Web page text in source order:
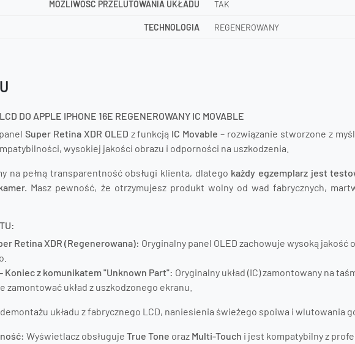
MOŻLIWOŚĆ PRZELUTOWANIA UKŁADU TAK
TECHNOLOGIA REGENEROWANY
DO APPLE IPHONE 16E REGENEROWANY IC MOVABLE
Super Retina XDR OLED z funkcją IC Movable – rozwiązanie stworzone z
wysokiej jakości obrazu i odporności na uszkodzenia.
na pełną transparentność obsługi klienta, dlatego każdy egzemplarz jest
Masz pewność, że otrzymujesz produkt wolny od wad fabrycznych,
Retina XDR (Regenerowana): Oryginalny panel OLED zachowuje wysoką jakość
Koniec z komunikatem "Unknown Part": Oryginalny układ (IC) zamontowany na
zamontować układ z uszkodzonego ekranu.
układu z fabrycznego LCD, naniesienia świeżego spoiwa i wlutowania
Wyświetlacz obsługujeTrue Tone oraz Multi-Touch i jest kompatybilny z